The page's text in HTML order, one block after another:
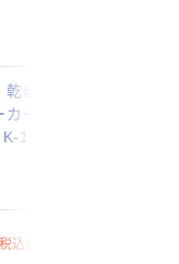
きまペ
ー 中
177Nミ
込）